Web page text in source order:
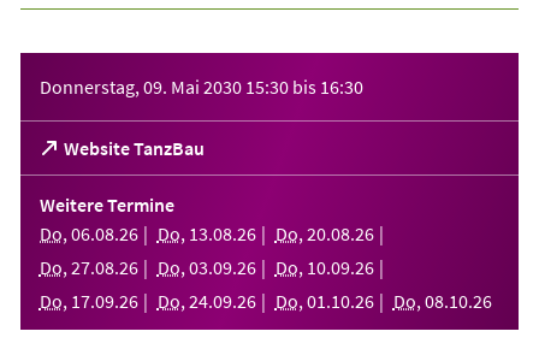
Donnerstag, 09. Mai 2030 15:30 bis 16:30
Website TanzBau
(Öffnet
in
einem
neuen
Tab)
Weitere Termine
Do, 06.08.26 Do, 13.08.26 Do, 20.08.26
Do, 27.08.26 Do, 03.09.26 Do, 10.09.26
Do, 17.09.26 Do, 24.09.26 Do, 01 .10.26 Do, 08.10.26